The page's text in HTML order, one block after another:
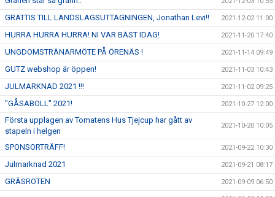
GRATTIS TILL LANDSLAGSUTTAGNINGEN, Jonathan Levi!! 2021-12-02 11:00
HURRA HURRA HURRA! NI VAR BÄST IDAG! 2021-11-20 17:40
UNGDOMSTRÄNARMÖTE PÅ ÖRENÄS ! 2021-11-14 09:49
GUTZ webshop är öppen! 2021-11-03 10:43
JULMARKNAD 2021 !!! 2021-11-02 09:25
"GÅSABOLL" 2021! 2021-10-27 12:00
Första upplagen av Tomatens Hus Tjejcup har gått av
stapeln i helgen
2021-10-20 10:05
SPONSORTRÄFF! 2021-09-22 10:30
Julmarknad 2021 2021-09-21 08:17
GRÄSROTEN 2021-09-09 06:50